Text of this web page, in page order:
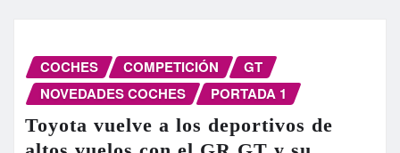
COCHES COMPETICIÓN
GT
NOVEDADES COCHES
PORTADA 1
Toyota vuelve a los deportivos de